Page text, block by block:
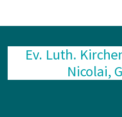
Ev. Luth.
Nicolai,